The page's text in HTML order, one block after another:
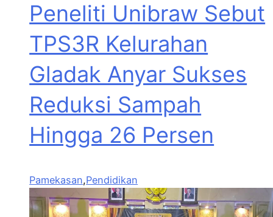
Peneliti Unibraw Sebut
TPS3R Kelurahan
Gladak Anyar Sukses
Reduksi Sampah
Hingga 26 Persen
Pamekasan,Pendidikan